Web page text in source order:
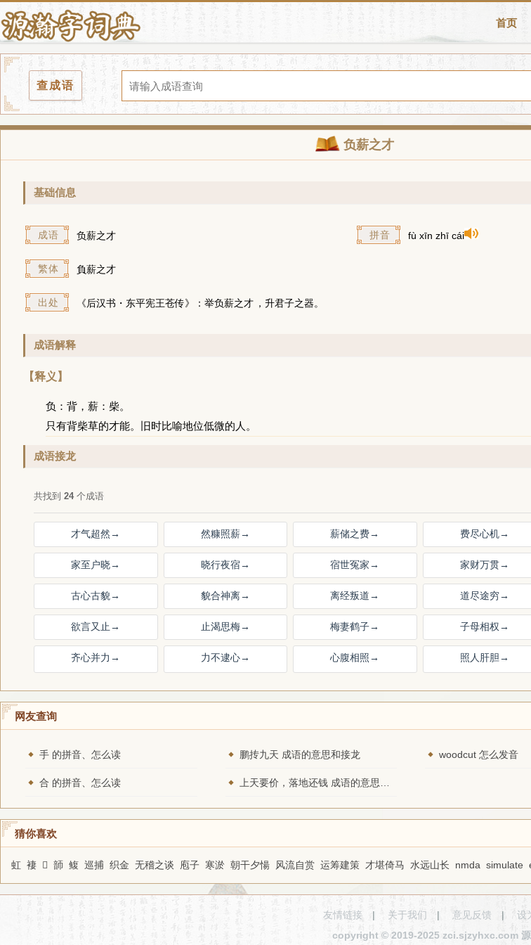
首页
查成语
负薪之才
基础信息
成语 负薪之才 拼音 fù xīn zhī cái
繁体 負薪之才
出处 《后汉书・东平宪王苍传》：举负薪之才 ，升君子之器。
成语解释
【释义】
负：背，薪：柴。
只有背柴草的才能。旧时比喻地位低微的人。
成语接龙
共找到 24个成语
才气超然→ 然糠照薪→ 薪储之费→ 费尽心机→
家至户晓→ 晓行夜宿→ 宿世冤家→ 家财万贯→
古心古貌→ 貌合神离→ 离经叛道→ 道尽途穷→
欲言又止 → 止渴思梅→ 梅妻鹤子→ 子母相权→
齐心并力 → 力不逮心→ 心腹相照→ 照人肝胆→
网友查询
手 的拼音、怎么读 鹏抟九天 成语的意思和接龙 woodcut 怎么发音
合 的拼音、怎么读
猜你喜欢
虹 褄 𧘉 韴 鳆 巡捕 织金 无稽之谈 庖子 寒淤 朝干夕愓 风流自赏 运筹建策 才堪倚马 水远山长 nmda simulate
友情链接 | 关于我们 | 意见反馈 | 设
copyright © 2019-2025 zci.sjzyhxc.com 源